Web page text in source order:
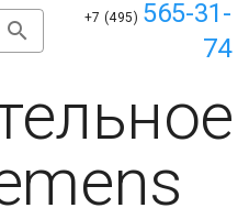
+7 (495) 565-31-
74